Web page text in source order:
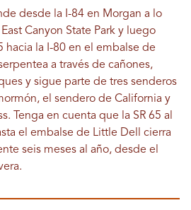
desde la I-84 en Morgan a lo
Canyon State Park y luego
hacia la I-80 en el embalse de
a través de cañones,
y sigue parte de tres senderos
el sendero de California y
Tenga en cuenta que la SR 65 al
el embalse de Little Dell cierra
seis meses al año, desde el